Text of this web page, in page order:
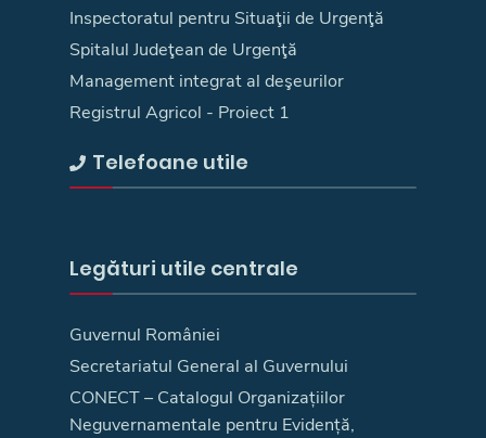
Inspectoratul pentru Situaţii de Urgenţă
Spitalul Judeţean de Urgenţă
Management integrat al deşeurilor
Registrul Agricol - Proiect 1
Telefoane utile
Legături utile centrale
Guvernul României
Secretariatul General al Guvernului
CONECT – Catalogul Organizațiilor
Neguvernamentale pentru Evidență,